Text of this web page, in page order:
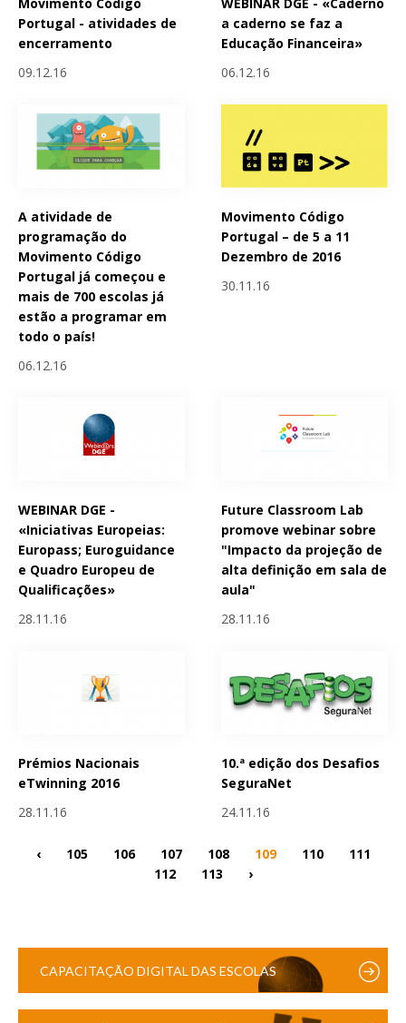
Movimento Código
Portugal - atividades de
encerramento
09.12.16
WEBINAR DGE - «Caderno
a caderno se faz a
Educação Financeira»
06.12.16
A atividade de
programação do
Movimento Código
Portugal já começou e
mais de 700 escolas já
estão a programar em
todo o país!
06.12.16
Movimento Código
Portugal – de 5 a 11
Dezembro de 2016
30.11.16
WEBINAR DGE -
«Iniciativas Europeias:
Europass; Euroguidance
e Quadro Europeu de
Qualificações»
28.11.16
Future Classroom Lab
promove webinar sobre
"Impacto da projeção de
alta definição em sala de
aula"
28.11.16
Prémios Nacionais
eTwinning 2016
28.11.16
10.ª edição dos Desafios
SeguraNet
24.11.16
‹ 105 106 107 108 109 110
111
112
113 ›
CAPACITAÇÃO DIGITAL DAS ESCOLAS